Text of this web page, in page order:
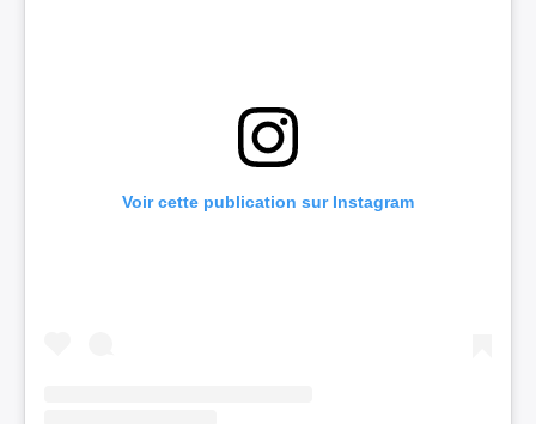
Voir cette publication sur Instagram